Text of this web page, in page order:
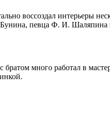
воссоздал интерьеры
певца Ф. И. Шаляпина
много работал в